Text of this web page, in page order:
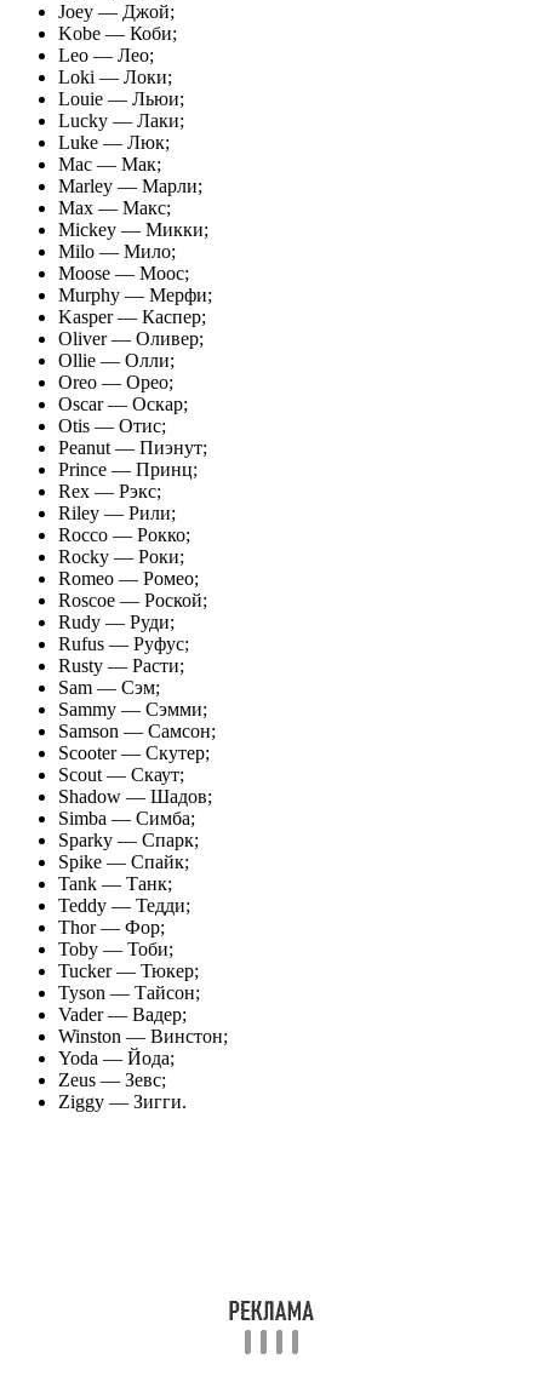
Joey — Джой;
Kobe — Коби;
Leo — Лео;
Loki — Локи;
Louie — Льюи;
Lucky — Лаки;
Luke — Люк;
Mac — Мак;
Marley — Марли;
Max — Макс;
Mickey — Микки;
Milo — Мило;
Moose — Моос;
Murphy — Мерфи;
Kasper — Каспер;
Oliver — Оливер;
Ollie — Олли;
Oreo — Орео;
Oscar — Оскар;
Otis — Отис;
Peanut — Пиэнут;
Prince — Принц;
Rex — Рэкс;
Riley — Рили;
Rocco — Рокко;
Rocky — Роки;
Romeo — Ромео;
Roscoe — Роской;
Rudy — Руди;
Rufus — Руфус;
Rusty — Расти;
Sam — Сэм;
Sammy — Сэмми;
Samson — Самсон;
Scooter — Скутер;
Scout — Скаут;
Shadow — Шадов;
Simba — Симба;
Sparky — Спарк;
Spike — Спайк;
Tank — Танк;
Teddy — Тедди;
Thor — Фор;
Toby — Тоби;
Tucker — Тюкер;
Tyson — Тайсон;
Vader — Вадер;
Winston — Винстон;
Yoda — Йода;
Zeus — Зевс;
Ziggy — Зигги.